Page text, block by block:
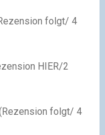
folgt/ 4
HIER/2
folgt/ 4